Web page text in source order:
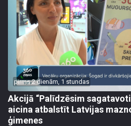
pirms 2 dienām, 1 stundas
Akcijā “Palīdzēsim
aicina atbalstīt Latvijas
ģimenes